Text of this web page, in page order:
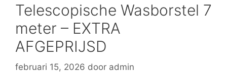
Telescopische Wasborstel 7
meter – EXTRA
AFGEPRIJSD
februari 15, 2026 door admin